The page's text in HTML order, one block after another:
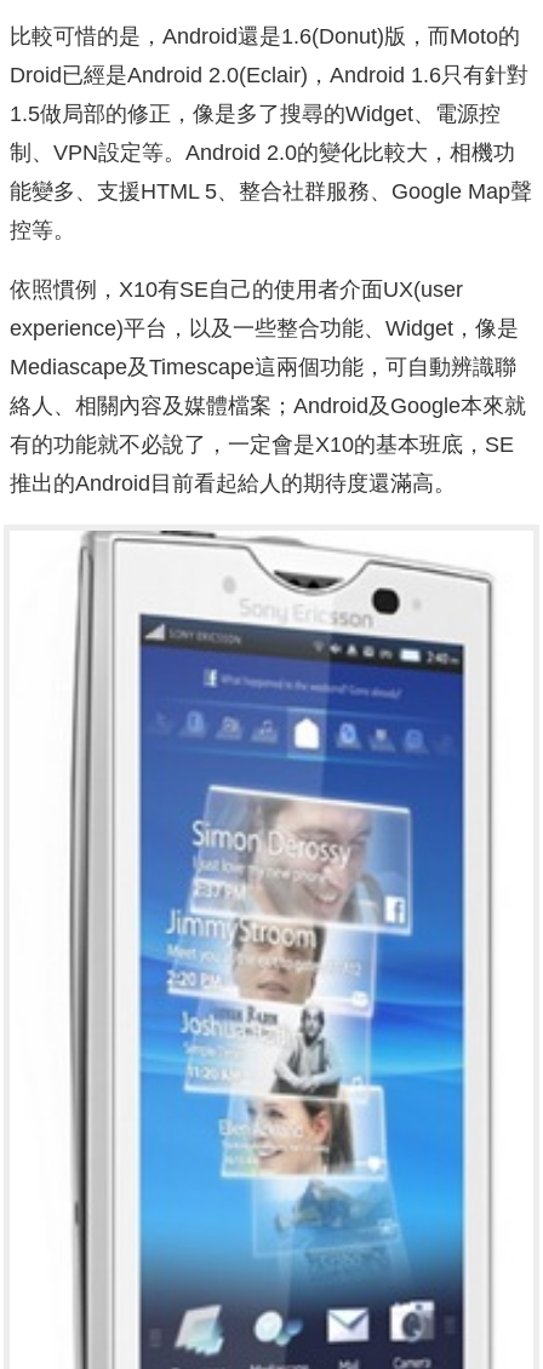
比較可惜的是，Android還是1.6(Donut)版，而Moto的
Droid已經是Android 2.0(Eclair)，Android 1.6只有針對
1.5做局部的修正，像是多了搜尋的Widget、電源控
制、VPN設定等。Android 2.0的變化比較大，相機功
能變多、支援HTML 5、整合社群服務、Google Map聲
控等。
依照慣例，X10有SE自己的使用者介面UX(user
experience)平台，以及一些整合功能、Widget，像是
Mediascape及Timescape這兩個功能，可自動辨識聯
絡人、相關內容及媒體檔案；Android及Google本來就
有的功能就不必說了，一定會是X10的基本班底，SE
推出的Android目前看起給人的期待度還滿高。